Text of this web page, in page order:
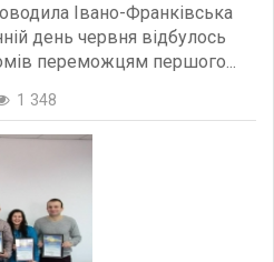
Івано-Франківська
день червня відбулось
переможцям першого...
1 348